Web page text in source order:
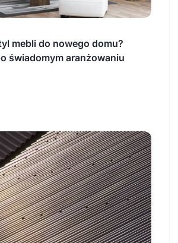
mebli do nowego domu?
świadomym aranżowaniu